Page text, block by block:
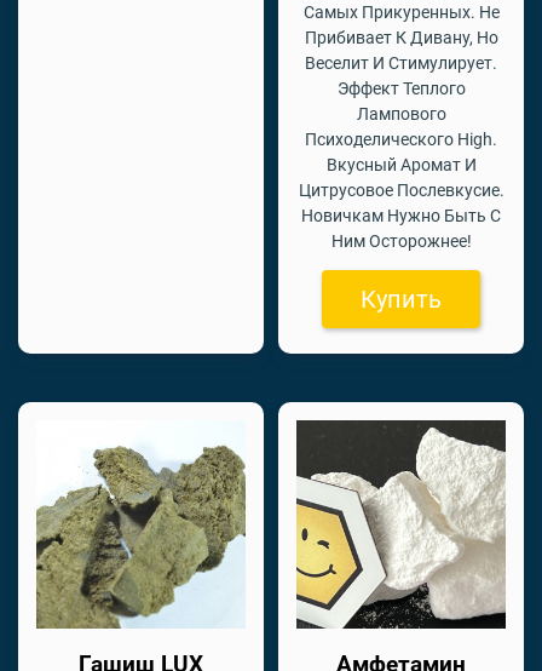
Самых Прикуренных. Не
Прибивает К Дивану, Но
Веселит И Стимулирует.
Эффект Теплого
Лампового
Психоделического High.
Вкусный Аромат И
Цитрусовое Послевкусие.
Новичкам Нужно Быть С
Ним Осторожнее!
Купить
Гашиш LUX
Амфетамин